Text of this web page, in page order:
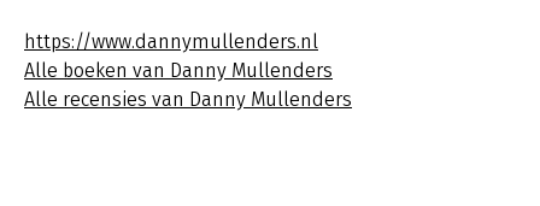
https://www.dannymullenders.nl
Alle boeken van Danny Mullenders
Alle recensies van Danny Mullenders